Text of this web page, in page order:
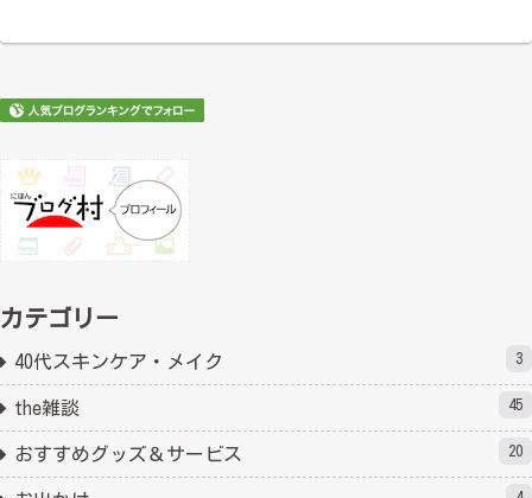
カテゴリー
40代スキンケア・メイク 3
the雑談 45
おすすめグッズ＆サービス 20